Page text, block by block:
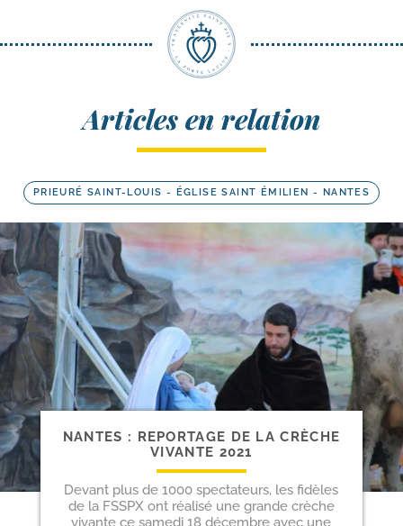
Articles en relation
PRIEURÉ SAINT-LOUIS - ÉGLISE SAINT ÉMILIEN - NANTES
NANTES : REPORTAGE DE LA CRÈCHE
VIVANTE 2021
Devant plus de 1000 spectateurs, les fidèles
de la FSSPX ont réalisé une grande crèche